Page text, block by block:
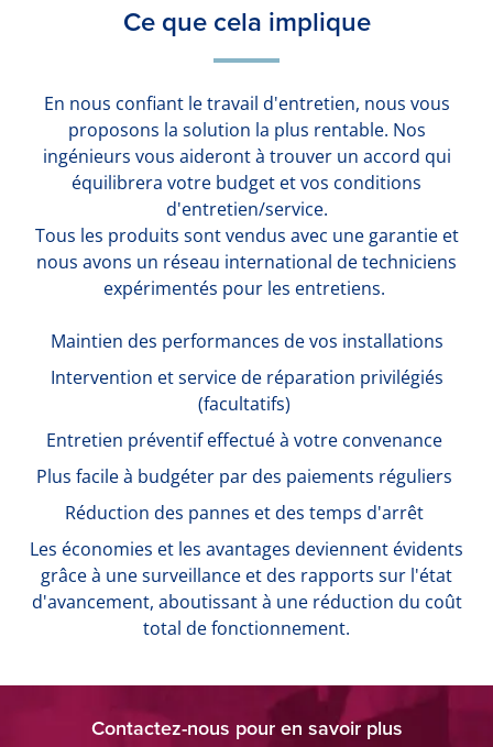
Ce que cela implique
En nous confiant le travail d'entretien, nous vous
proposons la solution la plus rentable. Nos
ingénieurs vous aideront à trouver un accord qui
équilibrera votre budget et vos conditions
d'entretien/service.
Tous les produits sont vendus avec une garantie et
nous avons un réseau international de techniciens
expérimentés pour les entretiens.
Maintien des performances de vos installations
Intervention et service de réparation privilégiés
(facultatifs)
Entretien préventif effectué à votre convenance
Plus facile à budgéter par des paiements réguliers
Réduction des pannes et des temps d'arrêt
Les économies et les avantages deviennent évidents
grâce à une surveillance et des rapports sur l'état
d'avancement, aboutissant à une réduction du coût
total de fonctionnement.
Contactez-nous pour en savoir plus